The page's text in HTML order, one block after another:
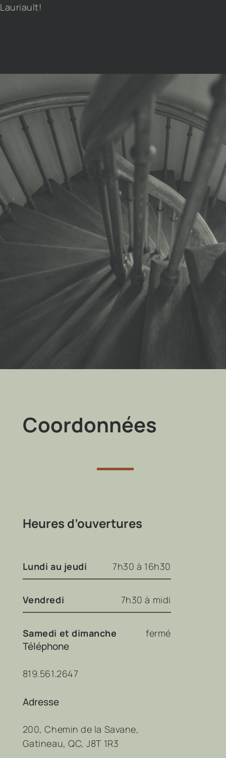
Lauriault!
Coordonnées
Heures d’ouvertures
Lundi au jeudi 7h30 à 16h30
Vendredi 7h30 à midi
Samedi et dimanche fermé
Téléphone
819.561.2647
Adresse
200, Chemin de la Savane,
Gatineau, QC, J8T 1R3